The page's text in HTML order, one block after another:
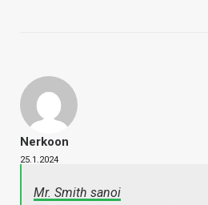
Nerkoon
25.1.2024
Mr. Smith sanoi